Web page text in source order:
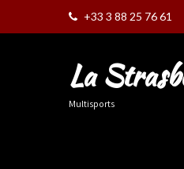
+33 3 88 25 76 61
La
Multisports